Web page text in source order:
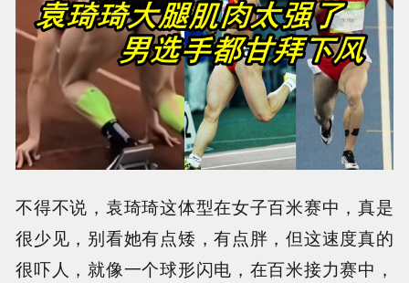
不得不说，袁琦琦这体型在女子百米赛中，真是
很少见，别看她有点矮，有点胖，但这速度真的
很吓人，就像一个球形闪电，在百米接力赛中，